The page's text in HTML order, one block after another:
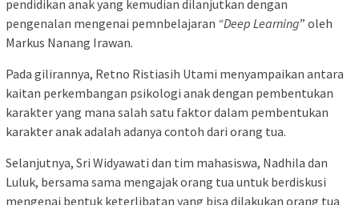
pendidikan anak yang kemudian dilanjutkan dengan
pengenalan mengenai pemnbelajaran “Deep Learning” oleh
Markus Nanang Irawan.
Pada gilirannya, Retno Ristiasih Utami menyampaikan antara
kaitan perkembangan psikologi anak dengan pembentukan
karakter yang mana salah satu faktor dalam pembentukan
karakter anak adalah adanya contoh dari orang tua.
Selanjutnya, Sri Widyawati dan tim mahasiswa, Nadhila dan
Luluk, bersama sama mengajak orang tua untuk berdiskusi
mengenai bentuk keterlibatan yang bisa dilakukan orang tua